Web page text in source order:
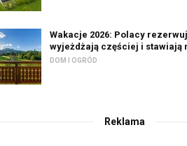
Wakacje 2026: Polacy
wyjeżdżają częściej i stawiają
DOM I OGRÓD
Reklama